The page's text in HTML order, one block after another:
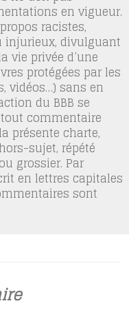
en vigueur.
racistes,
injurieux, divulguant
vie privée d’une
protégées par les
vidéos…) sans en
du BBB se
commentaire
présente charte,
sujet, répété
grossier. Par
en lettres capitales
sont